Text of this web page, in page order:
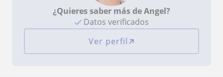
¿Quieres saber más de Angel?
Datos verificados
Ver perfil